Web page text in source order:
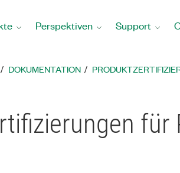
Perspektiven Support
DOKUMENTATION
für